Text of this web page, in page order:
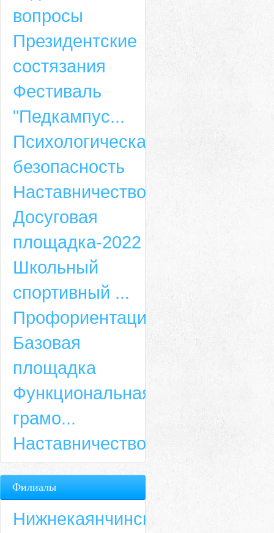
вопросы
Президентские
состязания
Фестиваль
"Педкампус...
Психологическая
безопасность
Наставничество
Досуговая
площадка-2022
Школьный
спортивный ...
Профориентация
Базовая
площадка
Функциональная
грамо...
Наставничество
Филиалы
Нижнекаянчинская